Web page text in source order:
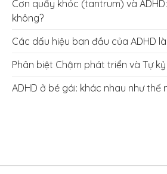
Cơn quấy khóc (tantrum) và
không?
Các dấu hiệu ban đầu của ADHD
Phân biệt Chậm phát triển và Tự kỷ
ADHD ở bé gái: khác nhau như thế